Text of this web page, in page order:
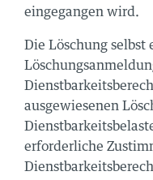
eingegangen wird.
Die Löschung selbst
ausgewiesenen
erforderliche